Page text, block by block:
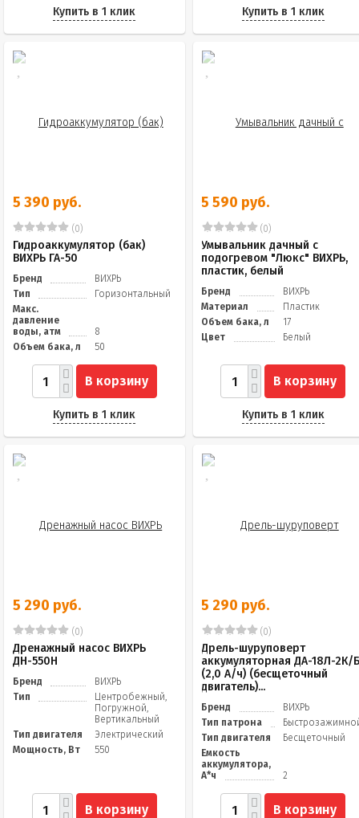
Купить в 1 клик Купить в 1 клик
5 390 руб.
(0)
Гидроаккумулятор (бак)
ВИХРЬ ГА-50
Бренд
ВИХРЬ
Тип
Горизонтальный
Макс.
давление
воды, атм
8
Объем бака, л
50
В корзину
Купить в 1 клик
5 590 руб.
(0)
Умывальник дачный с
подогревом "Люкс" ВИХРЬ,
пластик, белый
Бренд
ВИХРЬ
Материал
Пластик
Объем бака, л
17
Цвет
Белый
В корзину
Купить в 1 клик
5 290 руб.
(0)
Дренажный насос ВИХРЬ
ДН-550Н
Бренд
ВИХРЬ
Тип
Центробежный,
Погружной,
Вертикальный
Тип двигателя
Электрический
Мощность, Вт
550
В корзину
5 290 руб.
(0)
Дрель-шуруповерт
аккумуляторная ДА-18Л-2К/
(2,0 А/ч) (бесщеточный
двигатель)...
Бренд
ВИХРЬ
Тип патрона
Тип двигателя
Бесщеточный
Емкость
аккумулятора,
А*ч
2
В корзину